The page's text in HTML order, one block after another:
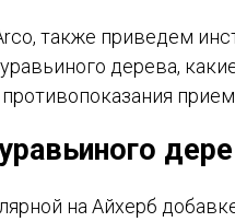
также приведем
дерева,
на Айхерб